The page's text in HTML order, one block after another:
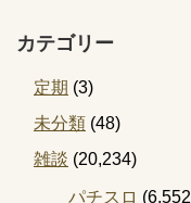
カテゴリー
定期 (3)
未分類 (48)
雑談 (20,234)
パチスロ